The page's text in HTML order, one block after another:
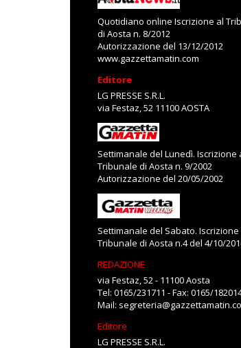
Quotidiano online Iscrizione al
di Aosta n. 8/2012
Autorizzazione del 13/12/2012
www.gazzettamatin.com
Editore
LG PRESSE S.R.L.
via Festaz, 52 11100 AOSTA
Settimanale del Lunedì. Iscrizione
Tribunale di Aosta n. 9/2002
Autorizzazione del 20/05/2002
Settimanale del Sabato. Iscrizione
Tribunale di Aosta n.4 del 4/10/
REDAZIONE
via Festaz, 52 - 11100 Aosta
Tel: 0165/231711 - Fax: 0165/
Mail:
Editore
LG PRESSE S.R.L.